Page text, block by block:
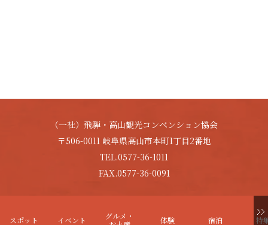
（一社）飛騨・高山観光コンベンション協会
〒506-0011 岐阜県高山市本町1丁目2番地
TEL.0577-36-1011
FAX.0577-36-0091
スポット イベント
グルメ・
体験 宿泊 特